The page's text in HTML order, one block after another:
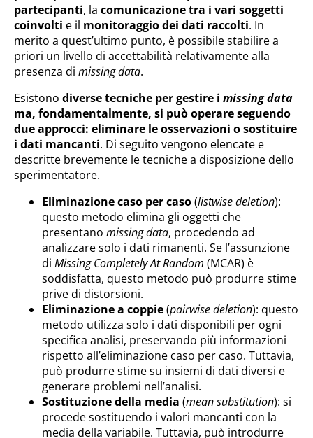
partecipanti, la comunicazione tra i vari soggetti
coinvolti e il monitoraggio dei dati raccolti. In
merito a quest’ultimo punto, è possibile stabilire a
priori un livello di accettabilità relativamente alla
presenza di missing data.
Esistono diverse tecniche per gestire i missing data
ma, fondamentalmente, si può operare seguendo
due approcci: eliminare le osservazioni o sostituire
i dati mancanti. Di seguito vengono elencate e
descritte brevemente le tecniche a disposizione dello
sperimentatore.
Eliminazione caso per caso(listwise deletion):
questo metodo elimina gli oggetti che
presentano missing data, procedendo ad
analizzare solo i dati rimanenti. Se l’assunzione
di Missing Completely At Random (MCAR) è
soddisfatta, questo metodo può produrre stime
prive di distorsioni.
Eliminazione a coppie(pairwise deletion): questo
metodo utilizza solo i dati disponibili per ogni
specifica analisi, preservando più informazioni
rispetto all’eliminazione caso per caso. Tuttavia,
può produrre stime su insiemi di dati diversi e
generare problemi nell’analisi.
Sostituzione della media (mean substitution): si
procede sostituendo i valori mancanti con la
media della variabile. Tuttavia, può introdurre